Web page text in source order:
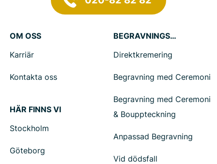
OM OSS
Karriär
Kontakta oss
HÄR FINNS VI
Stockholm
Göteborg
BEGRAVNINGSTJÄNSTER
Direktkremering
Begravning med Ceremoni
Begravning med Ceremoni
& Bouppteckning
Anpassad Begravning
Vid dödsfall